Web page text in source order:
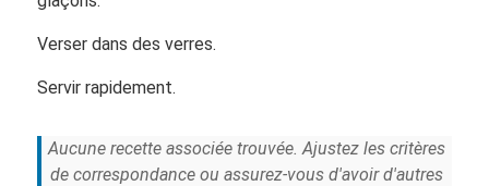
Verser dans des verres.
Servir rapidement.
Aucune recette associée trouvée. Ajustez les critères
de correspondance ou assurez-vous d'avoir d'autres